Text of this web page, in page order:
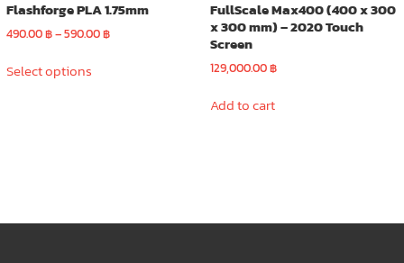
Flashforge PLA 1.75mm
490.00฿–590.00฿Price
Select optionsproduct
FullScale Max400 (400 x 300
x 300 mm) – 2020 Touch
Screen
129,000.00฿
Add to cart